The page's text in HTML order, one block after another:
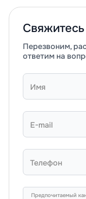
Перезвоним,
ответим на
Имя
E-mail
Телефон
Предпочитаемый